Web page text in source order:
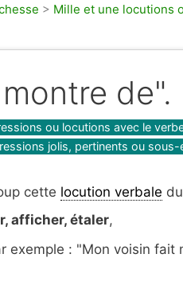
> Mille et une locutions
de".
ou locutions avec le
jolis, pertinents ou sous-
cette locution verbale du
afficher, étaler,
exemple : "Mon voisin fait